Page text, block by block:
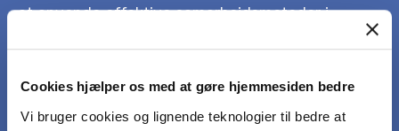
Cookies hjælper os med at gøre hjemmesiden bedre
Vi bruger cookies og lignende teknologier til bedre at
at anvende effektive samarbejdsmetoder i
udviklingen og implementeringen af Accounting
Udvikle systemer og procedure, der bidrager til